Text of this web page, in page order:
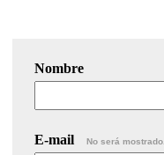
Nombre
E-mail No será mostrado.